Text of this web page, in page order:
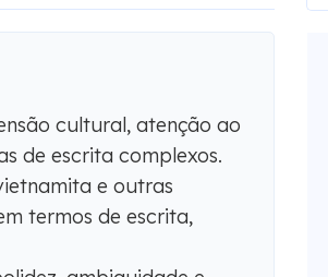
cultural, atenção ao
de escrita complexos.
e outras
termos de escrita,